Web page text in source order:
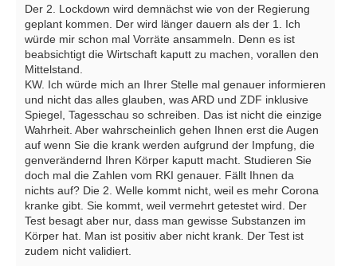
Der 2. Lockdown wird demnächst wie von der Regierung
geplant kommen. Der wird länger dauern als der 1. Ich
würde mir schon mal Vorräte ansammeln. Denn es ist
beabsichtigt die Wirtschaft kaputt zu machen, vorallen den
Mittelstand.
KW. Ich würde mich an Ihrer Stelle mal genauer informieren
und nicht das alles glauben, was ARD und ZDF inklusive
Spiegel, Tagesschau so schreiben. Das ist nicht die einzige
Wahrheit. Aber wahrscheinlich gehen Ihnen erst die Augen
auf wenn Sie die krank werden aufgrund der Impfung, die
genverändernd Ihren Körper kaputt macht. Studieren Sie
doch mal die Zahlen vom RKI genauer. Fällt Ihnen da
nichts auf? Die 2. Welle kommt nicht, weil es mehr Corona
kranke gibt. Sie kommt, weil vermehrt getestet wird. Der
Test besagt aber nur, dass man gewisse Substanzen im
Körper hat. Man ist positiv aber nicht krank. Der Test ist
zudem nicht validiert.